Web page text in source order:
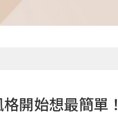
開始想最簡單！